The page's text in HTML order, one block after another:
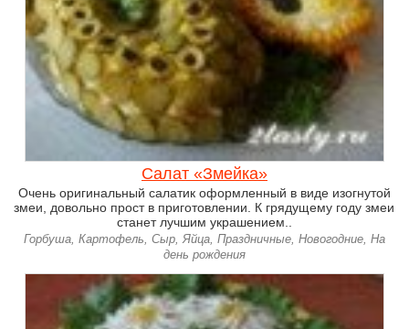
Салат «Змейка»
Очень оригинальный салатик оформленный в виде изогнутой
змеи, довольно прост в приготовлении. К грядущему году змеи
станет лучшим украшением..
Горбуша, Картофель, Сыр, Яйца, Праздничные, Новогодние, На
день рождения